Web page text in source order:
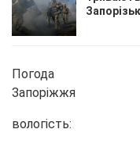
Погода
Запоріжжя
вологість: